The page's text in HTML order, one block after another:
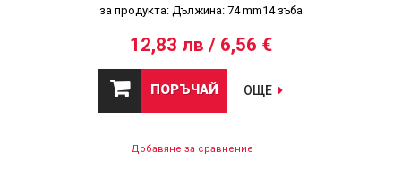
за продукта: Дължина: 74 mm14 зъба
12,83 лв / 6,56 €
ПОРЪЧАЙ ОЩЕ
Добавяне за сравнение